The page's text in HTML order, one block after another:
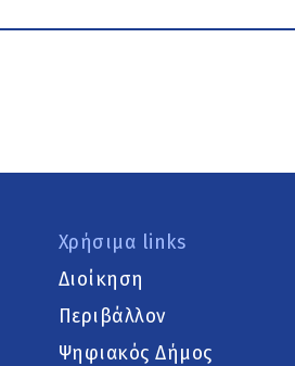
Χρήσιμα links
Διοίκηση
Περιβάλλον
Ψηφιακός Δήμος